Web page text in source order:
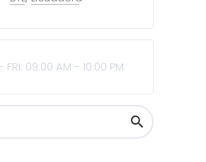
FRI: 09:00 AM - 10:00 PM